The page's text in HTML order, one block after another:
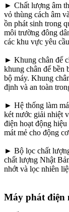
► Chất lượng âm
vỏ thùng cách âm
ồn phát sinh trong
môi trường đông
các khu vực yêu
► Khung chân đế
khung chân đế bền
bộ máy. Khung
định và an toàn
► Hệ thống làm
két nước giải nhiệt
điện hoạt động
mát mẻ cho động
► Bộ lọc chất
chất lượng Nhật
nhớt và lọc nhiên
Máy phát điện